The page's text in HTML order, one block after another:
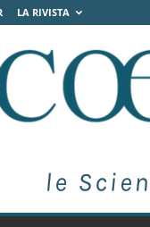
LA RIVISTA